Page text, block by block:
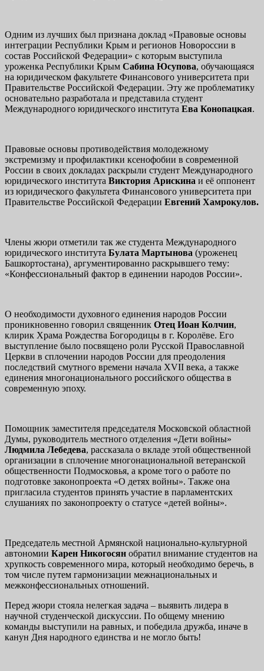
Одним из лучших был признана доклад «Правовые основы
интеграции Республики Крым и регионов Новороссии в
состав Российской Федерации» с которым выступила
уроженка Республики Крым Сабина Юсупова, обучающаяся
на юридическом факультете Финансового университета при
Правительстве Российской Федерации. Эту же проблематику
основательно разработала и представила студент
Международного юридического института Ева Конопацкая.
Правовые основы противодействия молодежному
экстремизму и профилактики ксенофобии в современной
России в своих докладах раскрыли студент Международного
юридического института Виктория Арискина и её оппонент
из юридического факультета Финансового университета при
Правительстве Российской Федерации Евгений Хамрокулов.
Члены жюри отметили так же студента Международного
юридического института Булата Мартынова (уроженец
Башкортостана)¸ аргументированно раскрывшего тему:
«Конфессиональный фактор в единении народов России».
О необходимости духовного единения народов России
проникновенно говорил священник Отец Иоан Колчин,
клирик Храма Рождества Богородицы в г. Королёве. Его
выступление было посвящено роли Русской Православной
Церкви в сплочении народов России для преодоления
последствий смутного времени начала XVII века, а также
единения многонационального российского общества в
современную эпоху.
Помощник заместителя председателя Московской областной
Думы, руководитель местного отделения «Дети войны»
Людмила Лебедева, рассказала о вкладе этой общественной
организации в сплочение многонациональной ветеранской
общественности Подмосковья, а кроме того о работе по
подготовке законопроекта «О детях войны». Также она
пригласила студентов принять участие в парламентских
слушаниях по законопроекту о статусе «детей войны».
Председатель местной Армянской национально-культурной
автономии Карен Никогосян обратил внимание студентов на
хрупкость современного мира, который необходимо беречь, в
том числе путем гармонизации межнациональных и
межконфессиональных отношений.
Перед жюри стояла нелегкая задача – выявить лидера в
научной студенческой дискуссии. По общему мнению
команды выступили на равных, и победила дружба, иначе в
канун Дня народного единства и не могло быть!